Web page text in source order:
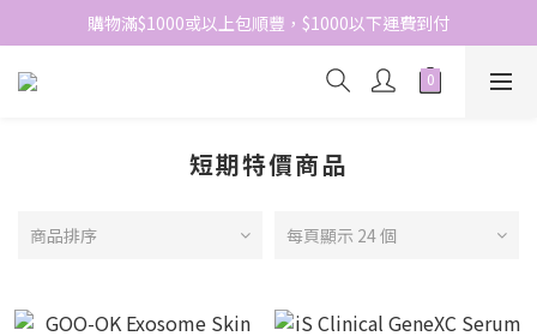
網站免費登記會員，會員優惠價於結帳時自動扣減
購物滿$1000或以上包順豐，$1000以下運費到付
網站免費登記會員，會員優惠價於結帳時自動扣減
短期特價商品
商品排序 每頁顯示 24 個